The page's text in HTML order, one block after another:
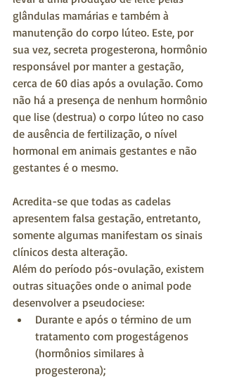
glândulas mamárias e também à
manutenção do corpo lúteo. Este, por
sua vez, secreta progesterona, hormônio
responsável por manter a gestação,
cerca de 60 dias após a ovulação. Como
não há a presença de nenhum hormônio
que lise (destrua) o corpo lúteo no caso
de ausência de fertilização, o nível
hormonal em animais gestantes e não
gestantes é o mesmo.
Acredita-se que todas as cadelas
apresentem falsa gestação, entretanto,
somente algumas manifestam os sinais
clínicos desta alteração.
Além do período pós-ovulação, existem
outras situações onde o animal pode
desenvolver a pseudociese:
Durante e após o término de um
tratamento com progestágenos
(hormônios similares à
progesterona);